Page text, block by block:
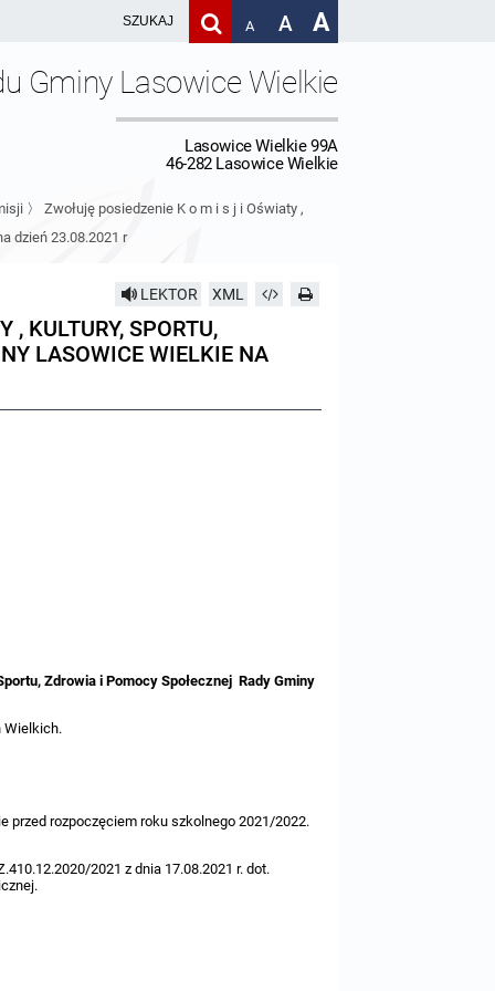
A A A
Gminy Lasowice Wielkie
Lasowice Wielkie 99A
46-282 Lasowice Wielkie
〉 Zwołuję posiedzenie K o m i s j i Oświaty ,
dzień 23.08.2021 r
LEKTOR XML
, KULTURY, SPORTU,
LASOWICE WIELKIE NA
Zdrowia i Pomocy Społecznej Rady Gminy
Wielkich.
przed rozpoczęciem roku szkolnego 2021/2022.
2021 z dnia 17.08.2021 r. dot.